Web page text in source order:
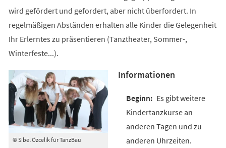
wird gefördert und gefordert, aber nicht überfordert. In
regelmäßigen Abständen erhalten alle Kinder die Gelegenheit
Ihr Erlerntes zu präsentieren (Tanztheater, Sommer-,
Winterfeste...).
© Sibel Özcelik für TanzBau
Informationen
Es gibt weitere
Kindertanzkurse an
anderen Tagen und zu
anderen Uhrzeiten.